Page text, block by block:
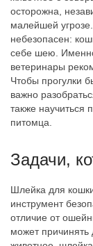
осторожна,
малейшей
небезопасен:
себе шею.
ветеринары
Чтобы прогулки
важно
также научиться
питомца.
Задачи,
Шлейка для
инструмент
отличие от
может